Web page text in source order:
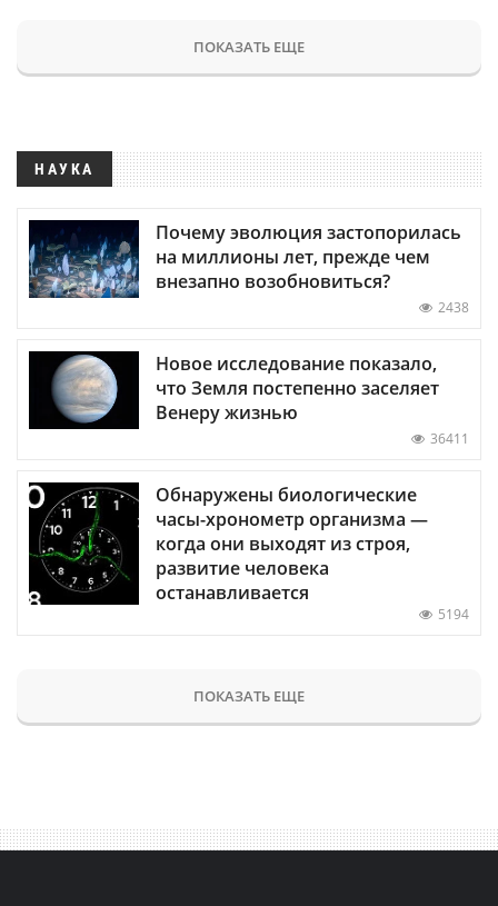
ПОКАЗАТЬ ЕЩЕ
НАУКА
Почему эволюция застопорилась
на миллионы лет, прежде чем
внезапно возобновиться?
2438
Новое исследование показало,
что Земля постепенно заселяет
Венеру жизнью
36411
Обнаружены биологические
часы-хронометр организма —
когда они выходят из строя,
развитие человека
останавливается
5194
ПОКАЗАТЬ ЕЩЕ